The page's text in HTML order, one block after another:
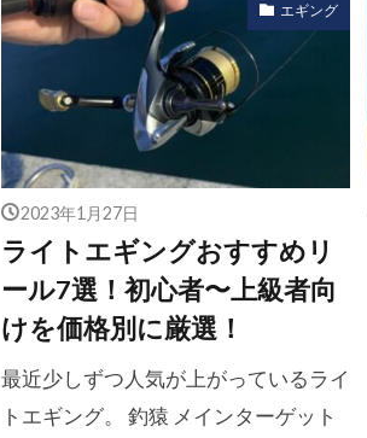
エギング
2023年1月27日
ライトエギングおすすめリ
ール7選！初心者〜上級者向
けを価格別に厳選！
最近少しずつ人気が上がっているライ
トエギング。 釣猿 メインターゲット